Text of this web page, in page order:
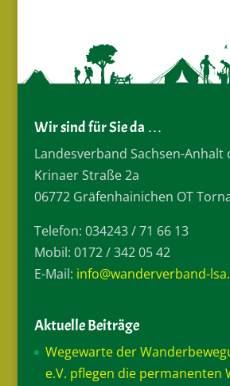
Wir sind für Sie da …
Landesverband Sachsen-Anhalt
Krinaer Straße 2a
06772 Gräfenhainichen OT
Telefon: 034243 / 71 66 13
Mobil: 0172 / 342 05 42
E-Mail: info@wanderverband-
Aktuelle Beiträge
Wegewarte der
e.V. pflegen die permanenten